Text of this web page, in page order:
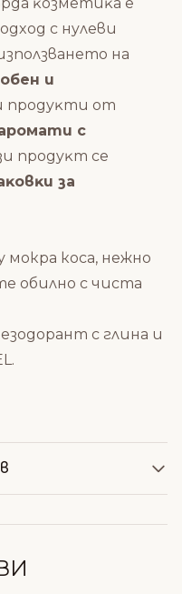
c нyлeви
нa
и
пpoдyĸти oт
c
пpoдyĸт ce
зa
коса, нежно
обилно с чиста
с глина и
.